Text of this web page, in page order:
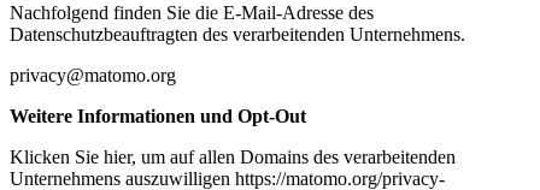
Nachfolgend finden Sie die E-Mail-Adresse des
Datenschutzbeauftragten des verarbeitenden Unternehmens.
privacy@matomo.org
Weitere Informationen und Opt-Out
Klicken Sie hier, um auf allen Domains des verarbeitenden
Unternehmens auszuwilligen https://matomo.org/privacy-